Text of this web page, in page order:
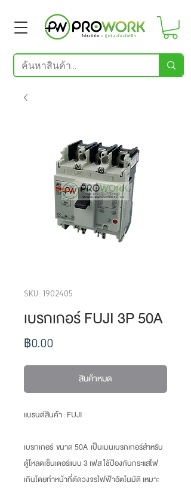
SKU: 1902405
เบรกเกอร์ FUJI 3P 50A
฿0.00ราคา
สินค้าหมด
แบรนด์สินค้า : FUJI
เบรกเกอร์ ขนาด 50A เป็นเมนเบรกเกอร์สำหรับ
ตู้โหลดเซ็นเตอร์แบบ 3 เฟส ใช้ป้องกันกระแสไฟ
เกินโดยทำหน้าที่ตัดวงจรไฟฟ้าอัตโนมัติ เหมาะ